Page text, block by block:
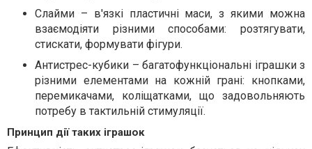
Слайми – в'язкі пластичні маси, з якими можна
взаємодіяти різними способами: розтягувати,
стискати, формувати фігури.
Антистрес-кубики – багатофункціональні іграшки з
різними елементами на кожній грані: кнопками,
перемикачами, коліщатками, що задовольняють
потребу в тактильній стимуляції.
Принцип дії таких іграшок